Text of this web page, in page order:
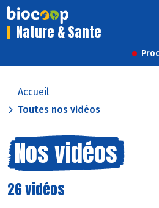
Nature & Sante
Accueil
Toutes nos vidéos
Nos vidéos
26 vidéos